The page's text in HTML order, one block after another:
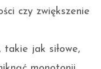
czy zwiększenie
takie jak siłowe,